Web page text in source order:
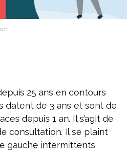
25 ans en contours
datent de 3 ans et sont de
depuis 1 an. Il s’agit de
consultation. Il se plaint
gauche intermittents